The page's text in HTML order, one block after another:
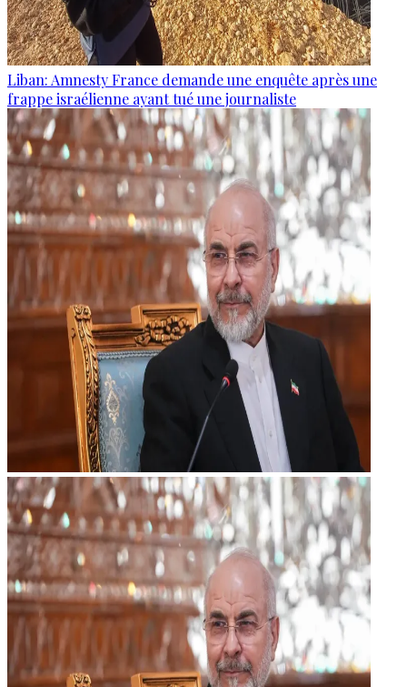
Liban: Amnesty France demande une enquête après une
frappe israélienne ayant tué une journaliste